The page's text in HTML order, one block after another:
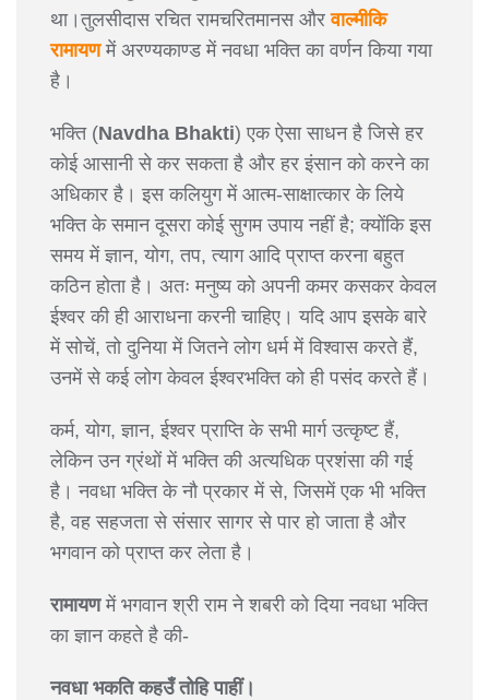
था।तुलसीदास रचित रामचरितमानस औरवाल्मीकि
रामायणमें अरण्यकाण्ड में नवधा भक्ति का वर्णन किया गया
है।
भक्ति (Navdha Bhakti) एक ऐसा साधन है जिसे हर
कोई आसानी से कर सकता है और हर इंसान को करने का
अधिकार है। इस कलियुग में आत्म-साक्षात्कार के लिये
भक्ति के समान दूसरा कोई सुगम उपाय नहीं है; क्योंकि इस
समय में ज्ञान, योग, तप, त्याग आदि प्राप्त करना बहुत
कठिन होता है। अतः मनुष्य को अपनी कमर कसकर केवल
ईश्वर की ही आराधना करनी चाहिए। यदि आप इसके बारे
में सोचें, तो दुनिया में जितने लोग धर्म में विश्वास करते हैं,
उनमें से कई लोग केवल ईश्वरभक्ति को ही पसंद करते हैं।
कर्म, योग, ज्ञान, ईश्वर प्राप्ति के सभी मार्ग उत्कृष्ट हैं,
लेकिन उन ग्रंथों में भक्ति की अत्यधिक प्रशंसा की गई
है। नवधा भक्ति के नौ प्रकार में से, जिसमें एक भी भक्ति
है, वह सहजता से संसार सागर से पार हो जाता है और
भगवान को प्राप्त कर लेता है।
रामायणमें भगवान श्री राम ने शबरी को दिया नवधा भक्ति
का ज्ञान कहते है की-
नवधा भकति कहउँ तोहि पाहीं।